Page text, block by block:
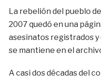
La rebelión del pueblo
2007 quedó en una
asesinatos registrados
se mantiene en el
A casi dos décadas del